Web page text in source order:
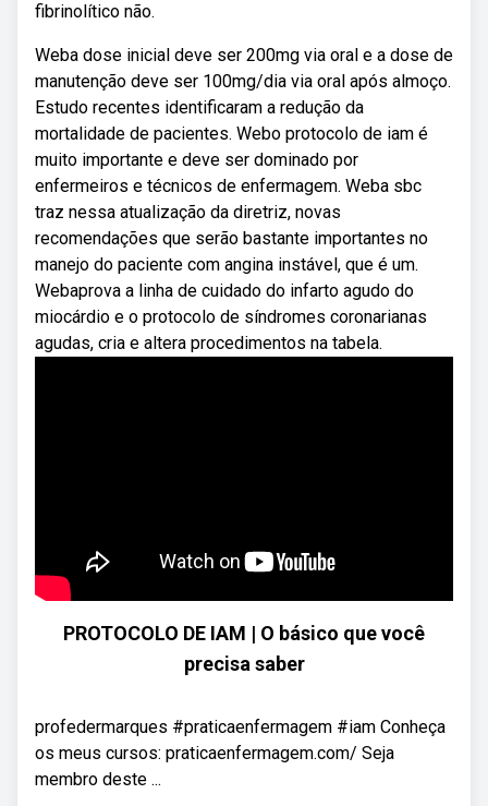
fibrinolítico não.
Weba dose inicial deve ser 200mg via oral e a dose de
manutenção deve ser 100mg/dia via oral após almoço.
Estudo recentes identificaram a redução da
mortalidade de pacientes. Webo protocolo de iam é
muito importante e deve ser dominado por
enfermeiros e técnicos de enfermagem. Weba sbc
traz nessa atualização da diretriz, novas
recomendações que serão bastante importantes no
manejo do paciente com angina instável, que é um.
Webaprova a linha de cuidado do infarto agudo do
miocárdio e o protocolo de síndromes coronarianas
agudas, cria e altera procedimentos na tabela.
PROTOCOLO DE IAM | O básico que você
precisa saber
profedermarques #praticaenfermagem #iam Conheça
os meus cursos: praticaenfermagem.com/ Seja
membro deste ...